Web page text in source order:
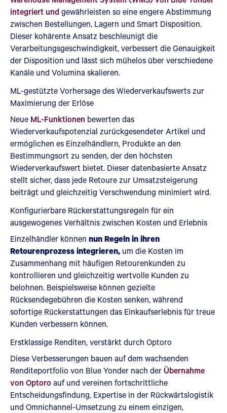
integriert und gewährleisten so eine engere Abstimmung
zwischen Bestellungen, Lagern und Smart Disposition.
Dieser kohärente Ansatz beschleunigt die
Verarbeitungsgeschwindigkeit, verbessert die Genauigkeit
der Disposition und lässt sich mühelos über verschiedene
Kanäle und Volumina skalieren.
ML-gestützte Vorhersage des Wiederverkaufswerts zur
Maximierung der Erlöse
Neue ML-Funktionen bewerten das
Wiederverkaufspotenzial zurückgesendeter Artikel und
ermöglichen es Einzelhändlern, Produkte an den
Bestimmungsort zu senden, der den höchsten
Wiederverkaufswert bietet. Dieser datenbasierte Ansatz
stellt sicher, dass jede Retoure zur Umsatzsteigerung
beiträgt und gleichzeitig Verschwendung minimiert wird.
Konfigurierbare Rückerstattungsregeln für ein
ausgewogenes Verhältnis zwischen Kosten und Erlebnis
Einzelhändler können nun Regeln in ihren
Retourenprozess integrieren, um die Kosten im
Zusammenhang mit häufigen Retourenkunden zu
kontrollieren und gleichzeitig wertvolle Kunden zu
belohnen. Beispielsweise können gezielte
Rücksendegebühren die Kosten senken, während
sofortige Rückerstattungen das Einkaufserlebnis für treue
Kunden verbessern können.
Erstklassige Renditen, verstärkt durch Optoro
Diese Verbesserungen bauen auf dem wachsenden
Renditeportfolio von Blue Yonder nach der Übernahme
von Optoroauf und vereinen fortschrittliche
Entscheidungsfindung, Expertise in der Rückwärtslogistik
und Omnichannel-Umsetzung zu einem einzigen,